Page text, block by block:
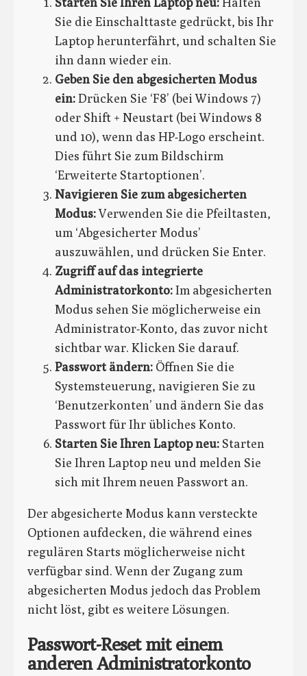
Sie die Einschalttaste gedrückt, bis Ihr
Laptop herunterfährt, und schalten Sie
ihn dann wieder ein.
Geben Sie den abgesicherten Modus
ein:Drücken Sie ‘F8’ (bei Windows 7)
oder Shift + Neustart (bei Windows 8
und 10), wenn das HP-Logo erscheint.
Dies führt Sie zum Bildschirm
‘Erweiterte Startoptionen’.
Navigieren Sie zum abgesicherten
Modus:Verwenden Sie die Pfeiltasten,
um ‘Abgesicherter Modus’
auszuwählen, und drücken Sie Enter.
Zugriff auf das integrierte
Administratorkonto:Im abgesicherten
Modus sehen Sie möglicherweise ein
Administrator-Konto, das zuvor nicht
sichtbar war. Klicken Sie darauf.
Passwort ändern: Öffnen Sie die
Systemsteuerung, navigieren Sie zu
‘Benutzerkonten’ und ändern Sie das
Passwort für Ihr übliches Konto.
Starten Sie Ihren Laptop neu: Starten
Sie Ihren Laptop neu und melden Sie
sich mit Ihrem neuen Passwort an.
Der abgesicherte Modus kann versteckte
Optionen aufdecken, die während eines
regulären Starts möglicherweise nicht
verfügbar sind. Wenn der Zugang zum
abgesicherten Modus jedoch das Problem
nicht löst, gibt es weitere Lösungen.
Passwort-Reset mit einem
anderen Administratorkonto